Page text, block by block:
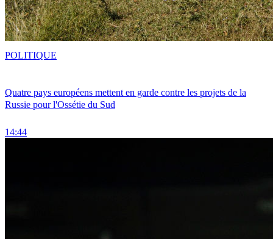
Quatre pays européens mettent en garde contre les projets de la
Russie pour l'Ossétie du Sud
14:44
POLITIQUE